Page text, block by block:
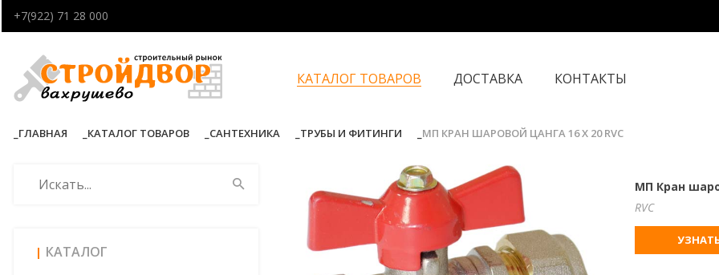
+7(922) 71 28 000
КАТАЛОГ ТОВАРОВ ДОСТАВКА КОНТАКТЫ
ГЛАВНАЯ КАТАЛОГ ТОВАРОВ САНТЕХНИКА ТРУБЫ И ФИТИНГИ МП КРАН ШАРОВОЙ ЦАНГА 16 Х 20 RVC
КАТАЛОГ
МП Кран
RVC